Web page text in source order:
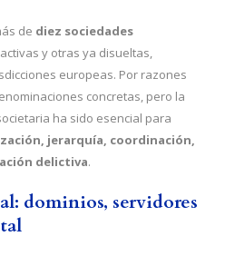
de diez sociedades
y otras ya disueltas,
europeas. Por razones
concretas, pero la
ha sido esencial para
jerarquía, coordinación,
delictiva.
dominios, servidores